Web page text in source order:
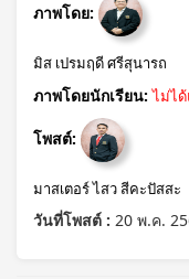
ภาพโดย:
มิส เปรมฤดี ศรีสุนารถ
ภาพโดยนักเรียน: ไม่ไ
โพสต์:
มาสเตอร์ ไสว สีคะปัสสะ
วันที่โพสต์ : 20 พ.ค.